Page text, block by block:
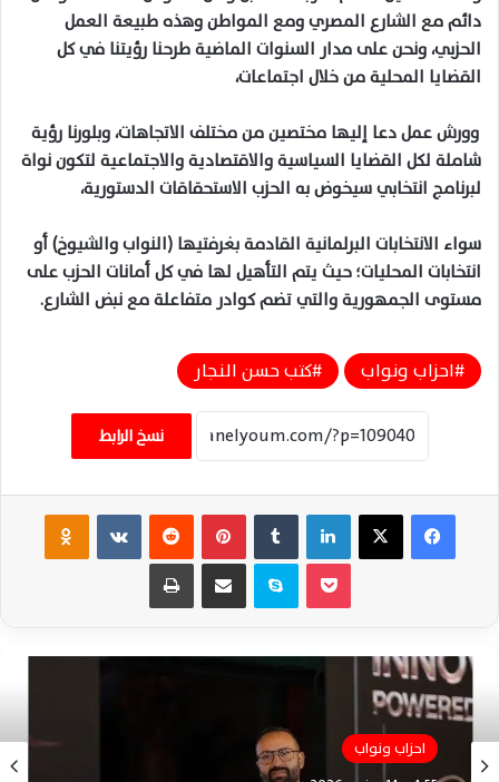
دائم مع الشارع المصري ومع المواطن وهذه طبيعة العمل
الحزبي، ونحن على مدار السنوات الماضية طرحنا رؤيتنا في كل
القضايا المحلية من خلال اجتماعات،
وورش عمل دعا إليها مختصين من مختلف الاتجاهات، وبلورنا رؤية
شاملة لكل القضايا السياسية والاقتصادية والاجتماعية لتكون نواة
لبرنامج انتخابي سيخوض به الحزب الاستحقاقات الدستورية،
سواء الانتخابات البرلمانية القادمة بغرفتيها (النواب والشيوخ) أو
انتخابات المحليات؛ حيث يتم التأهيل لها في كل أمانات الحزب على
مستوى الجمهورية والتي تضم كوادر متفاعلة مع نبض الشارع.
احزاب ونواب كتب حسن النجار
نسخ الرابط
فيسبوك ‫X لينكدإن بينتيريست ‏VKontakte
سكايب مشاركة عبر البريد طباعة
احزاب ونواب